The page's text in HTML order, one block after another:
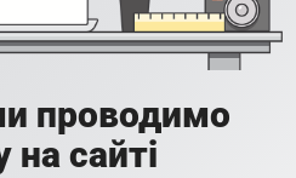
проводимо
на сайті